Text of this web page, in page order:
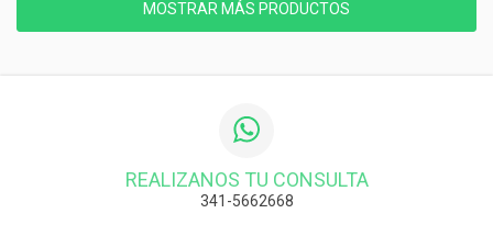
MOSTRAR MÁS PRODUCTOS
REALIZANOS TU CONSULTA
341-5662668